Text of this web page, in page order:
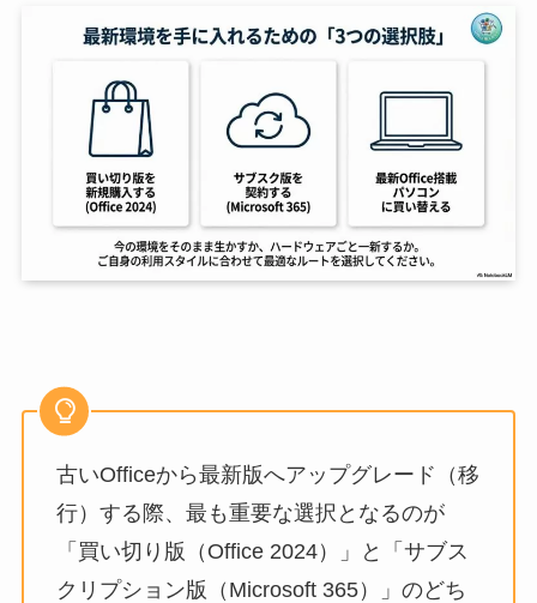
古いOfficeから最新版へアップグレード（移
行）する際、最も重要な選択となるのが
「買い切り版（Office 2024）」と「サブス
クリプション版（Microsoft 365）」のどち